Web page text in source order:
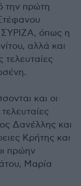
την πρώτη
ΣΥΡΙΖΑ, όπως η
αλλά και
και οι
Δανέλλης και
Κρήτης και
πρώην
Μαρία